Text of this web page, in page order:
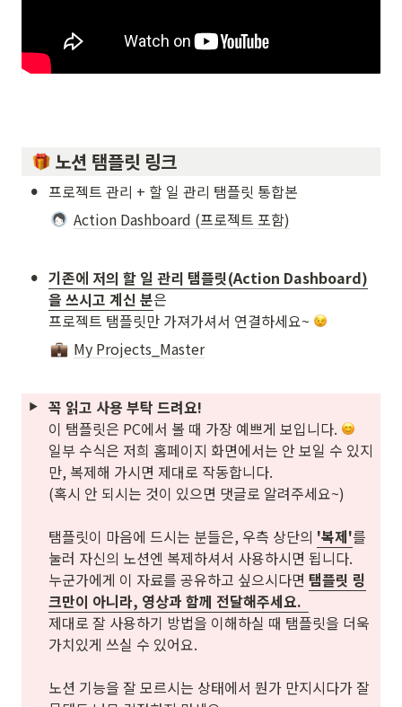
노션 탬플릿 링크
• 프로젝트 관리 + 할 일 관리 탬플릿 통합본
Action Dashboard (프로젝트 포함)
• 기존에 저의 할 일 관리 탬플릿(Action Dashboard)
을 쓰시고 계신 분은
프로젝트 탬플릿만 가져가셔서 연결하세요~
My Projects_Master
이 탬플릿은 PC에서 볼 때 가장 예쁘게 보입니다.
일부 수식은 저희 홈페이지 화면에서는 안 보일 수 있지
만, 복제해 가시면 제대로 작동합니다.
(혹시 안 되시는 것이 있으면 댓글로 알려주세요~)
탬플릿이 마음에 드시는 분들은, 우측 상단의 '복제'를
눌러 자신의 노션엔 복제하셔서 사용하시면 됩니다.
누군가에게 이 자료를 공유하고 싶으시다면 탬플릿 링
제대로 잘 사용하기 방법을 이해하실 때 탬플릿을 더욱
가치있게 쓰실 수 있어요.
노션 기능을 잘 모르시는 상태에서 뭔가 만지시다가 잘